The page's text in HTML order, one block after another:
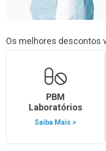
Os melhores descontos
PBM
Laboratórios
Saiba Mais >